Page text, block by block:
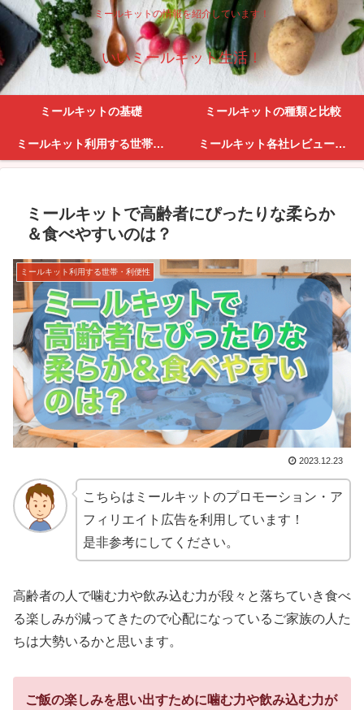
ミールキットの情報を紹介しています！
いいミールキット生活！
ミールキットの基礎 ミールキットの種類と比較
ミールキット利用する世帯・利便性 ミールキット各社レビューとサービス紹介
ミールキットで高齢者にぴったりな柔らか
＆食べやすいのは？
ミールキット利用する世帯・利便性
2023.12.23
こちらはミールキットのプロモーション・ア
フィリエイト広告を利用しています！
是非参考にしてください。
高齢者の人で噛む力や飲み込む力が段々と落ちていき食べ
る楽しみが減ってきたので心配になっているご家族の人た
ちは大勢いるかと思います。
ご飯の楽しみを思い出すために噛む力や飲み込む力が